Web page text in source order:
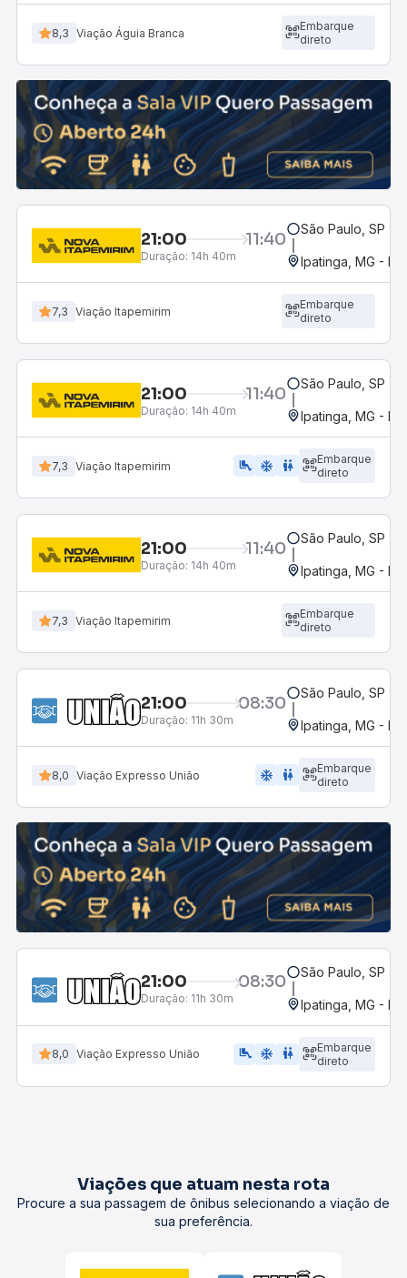
8,3 Viação Águia Branca
Embarque
direto
21:00 11:40
Duração: 14h 40m
São Paulo, SP -
Ipatinga, MG -
7,3 Viação Itapemirim
Embarque
direto
21:00 11:40
Duração: 14h 40m
São Paulo, SP -
Ipatinga, MG -
7,3 Viação Itapemirim airline_seat_legroom_extra ac_unit wc
Embarque
direto
21:00 11:40
Duração: 14h 40m
São Paulo, SP -
Ipatinga, MG -
7,3 Viação Itapemirim
Embarque
direto
21:00 08:30
Duração: 11h 30m
São Paulo, SP -
Ipatinga, MG -
8,0 Viação Expresso União ac_unit wc
Embarque
direto
21:00 08:30
Duração: 11h 30m
São Paulo, SP -
Ipatinga, MG -
8,0 Viação Expresso União airline_seat_legroom_extra ac_unit wc
Embarque
direto
Viações que atuam nesta rota
Procure a sua passagem de ônibus selecionando a viação de
sua preferência.